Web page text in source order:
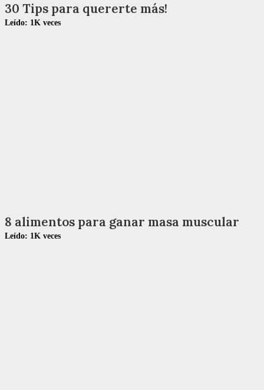
30 Tips para quererte más!
Leído: 1K veces
8 alimentos para ganar masa muscular
Leído: 1K veces